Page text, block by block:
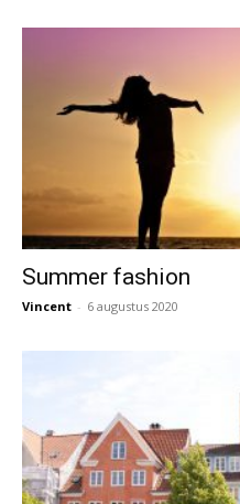
Summer fashion
Vincent - 6 augustus 2020